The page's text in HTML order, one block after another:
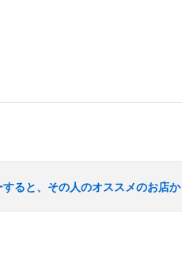
ると、その人のオススメのお店か